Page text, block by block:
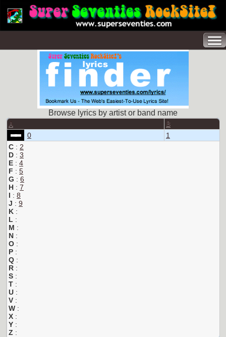
Browse lyrics by artist or band name
A B
0
1
C : 2
D : 3
E : 4
F : 5
G : 6
H : 7
I : 8
J : 9
K :
L :
M :
N :
O :
P :
Q :
R :
S :
T :
U :
V :
W :
X :
Y :
Z :